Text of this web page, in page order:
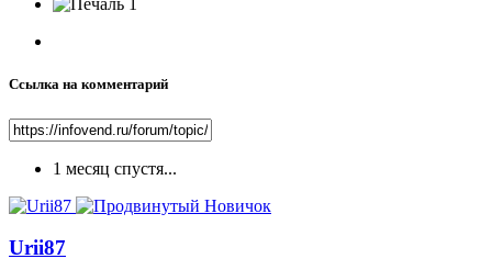
1
Ссылка на комментарий
1 месяц спустя...
Urii87